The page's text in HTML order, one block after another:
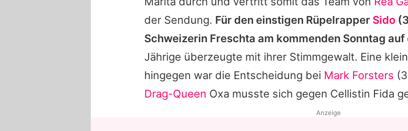
der Sendung. Für den einstigen Rüpelrapper Sido
Schweizerin Freschta am kommenden Sonntag auf
Jährige überzeugte mit ihrer Stimmgewalt. Eine
hingegen war die Entscheidung bei Mark Forsters
Drag-Queen Oxa musste sich gegen Cellistin Fida
Anzeige